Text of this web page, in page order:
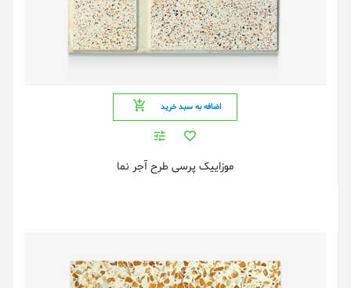
اضافه به سبد خرید
موزاییک پرسی طرح آجر نما